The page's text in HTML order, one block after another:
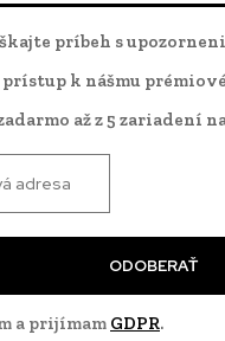
príbeh s
k nášmu
až z 5 zariadení
ODOBERAŤ
a prijímam GDPR.